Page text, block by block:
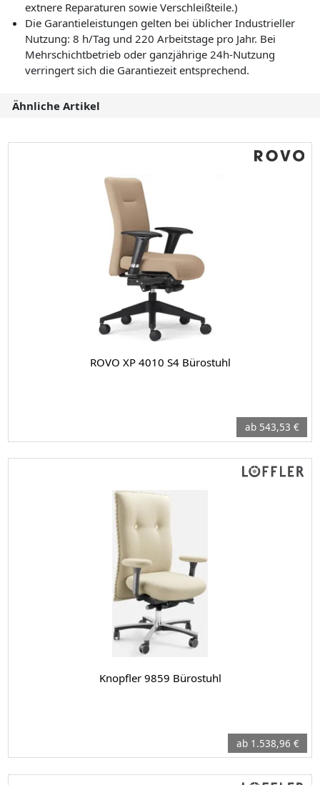
extnere Reparaturen sowie Verschleißteile.)
Die Garantieleistungen gelten bei üblicher Industrieller
Nutzung: 8 h/Tag und 220 Arbeitstage pro Jahr. Bei
Mehrschichtbetrieb oder ganzjährige 24h-Nutzung
verringert sich die Garantiezeit entsprechend.
Ähnliche Artikel
ROVO XP 4010 S4 Bürostuhl
ab 543,53 €
Knopfler 9859 Bürostuhl
ab 1.538,96 €